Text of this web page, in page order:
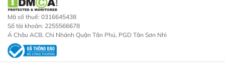
Mã số thuế: 0316645438
Số tài khoản: 2255566678
Á Châu ACB, Chi Nhánh Quận Tân Phú, PGD Tân Sơn Nhì